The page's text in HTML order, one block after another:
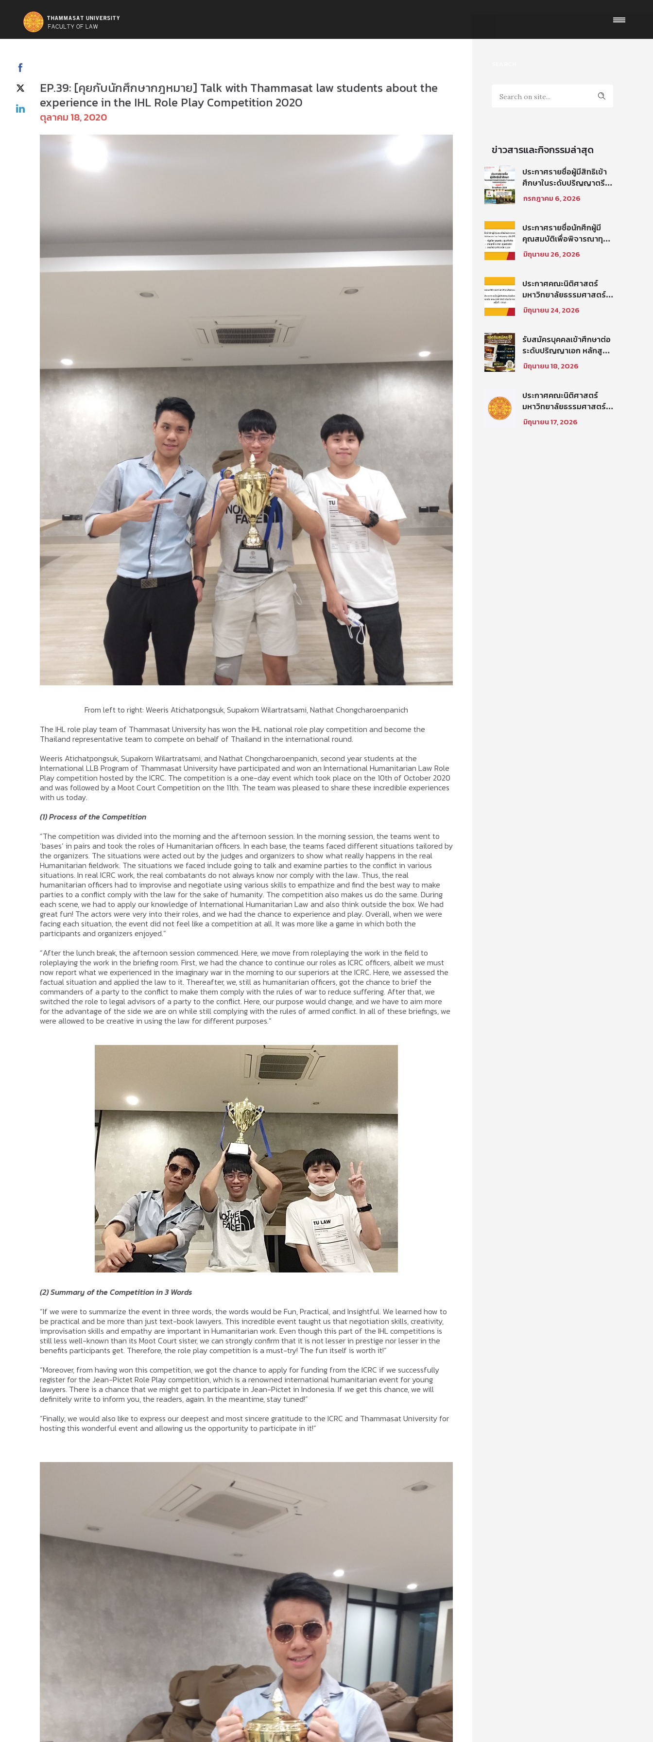
EP.39: [คุยกับนักศึกษากฎหมาย] Talk with Thammasat law students about the
experience in the IHL Role Play Competition 2020
ตุลาคม 18, 2020
From left to right: Weeris Atichatpongsuk, Supakorn Wilartratsami, Nathat Chongcharoenpanich
The IHL role play team of Thammasat University has won the IHL national role play competition and become the
Thailand representative team to compete on behalf of Thailand in the international round.
Weeris Atichatpongsuk, Supakorn Wilartratsami, and Nathat Chongcharoenpanich, second year students at the
International LLB Program of Thammasat University have participated and won an International Humanitarian Law Role
Play competition hosted by the ICRC. The competition is a one-day event which took place on the 10th of October 2020
and was followed by a Moot Court Competition on the 11th. The team was pleased to share these incredible experiences
with us today.
(1) Process of the Competition
“The competition was divided into the morning and the afternoon session. In the morning session, the teams went to
‘bases’ in pairs and took the roles of Humanitarian officers. In each base, the teams faced different situations tailored by
the organizers. The situations were acted out by the judges and organizers to show what really happens in the real
Humanitarian fieldwork. The situations we faced include going to talk and examine parties to the conflict in various
situations. In real ICRC work, the real combatants do not always know nor comply with the law. Thus, the real
humanitarian officers had to improvise and negotiate using various skills to empathize and find the best way to make
parties to a conflict comply with the law for the sake of humanity. The competition also makes us do the same. During
each scene, we had to apply our knowledge of International Humanitarian Law and also think outside the box. We had
great fun! The actors were very into their roles, and we had the chance to experience and play. Overall, when we were
facing each situation, the event did not feel like a competition at all. It was more like a game in which both the
participants and organizers enjoyed.”
“After the lunch break, the afternoon session commenced. Here, we move from roleplaying the work in the field to
roleplaying the work in the briefing room. First, we had the chance to continue our roles as ICRC officers, albeit we must
now report what we experienced in the imaginary war in the morning to our superiors at the ICRC. Here, we assessed the
factual situation and applied the law to it. Thereafter, we, still as humanitarian officers, got the chance to brief the
commanders of a party to the conflict to make them comply with the rules of war to reduce suffering. After that, we
switched the role to legal advisors of a party to the conflict. Here, our purpose would change, and we have to aim more
for the advantage of the side we are on while still complying with the rules of armed conflict. In all of these briefings, we
were allowed to be creative in using the law for different purposes.”
(2) Summary of the Competition in 3 Words
“If we were to summarize the event in three words, the words would be Fun, Practical, and Insightful. We learned how to
be practical and be more than just text-book lawyers. This incredible event taught us that negotiation skills, creativity,
improvisation skills and empathy are important in Humanitarian work. Even though this part of the IHL competitions is
still less well-known than its Moot Court sister, we can strongly confirm that it is not lesser in prestige nor lesser in the
benefits participants get. Therefore, the role play competition is a must-try! The fun itself is worth it!”
“Moreover, from having won this competition, we got the chance to apply for funding from the ICRC if we successfully
register for the Jean-Pictet Role Play competition, which is a renowned international humanitarian event for young
lawyers. There is a chance that we might get to participate in Jean-Pictet in Indonesia. If we get this chance, we will
definitely write to inform you, the readers, again. In the meantime, stay tuned!”
“Finally, we would also like to express our deepest and most sincere gratitude to the ICRC and Thammasat University for
hosting this wonderful event and allowing us the opportunity to participate in it!”
ข่าวสารและกิจกรรมล่าสุด
ประกาศรายชื่อผู้มีสิทธิเข้า
ศึกษาในระดับปริญญาตรี
โครงการนิติศาสตร์ภาค
บัณฑิต ท่าพระจันทร์ คณะ
ธรรมศาสตร์ ปีการศึกษา
2569 รอบที่ 2
กรกฎาคม 6, 2026
ประกาศรายชื่อนักศึกผู้มี
คุณสมบัติเพื่อพิจารณาทุน
โครงการ Thammasat–
Baker McKenzie Tax
ศึกษา 2569
มิถุนายน 26, 2026
ประกาศคณะนิติศาสตร์
มหาวิทยาลัยธรรมศาสตร์
เรื่อง ประกาศรายชื่อผู้มี
สิทธิสอบคัดเลือกให้เป็น
นิติศาสตร์) สายวิชาการ
ประเภทนักวิจัย ครั้งที่
1/2569
มิถุนายน 24, 2026
รับสมัครบุคคลเข้าศึกษาต่อ
ระดับปริญญาเอก หลักสูตร
นิติศาสตรดุษฎีบัณฑิต คณะ
นิติศาสตร์ มหาวิทยาลัย
การศึกษา ที่ 2 ปีการศึกษา
2569
มิถุนายน 18, 2026
ประกาศคณะนิติศาสตร์
มหาวิทยาลัยธรรมศาสตร์
เรื่อง รายชื่อผู้มีสิทธิสอบคัด
เลือกเพื่อเข้าศึกษาใน
มิถุนายน 17, 2026